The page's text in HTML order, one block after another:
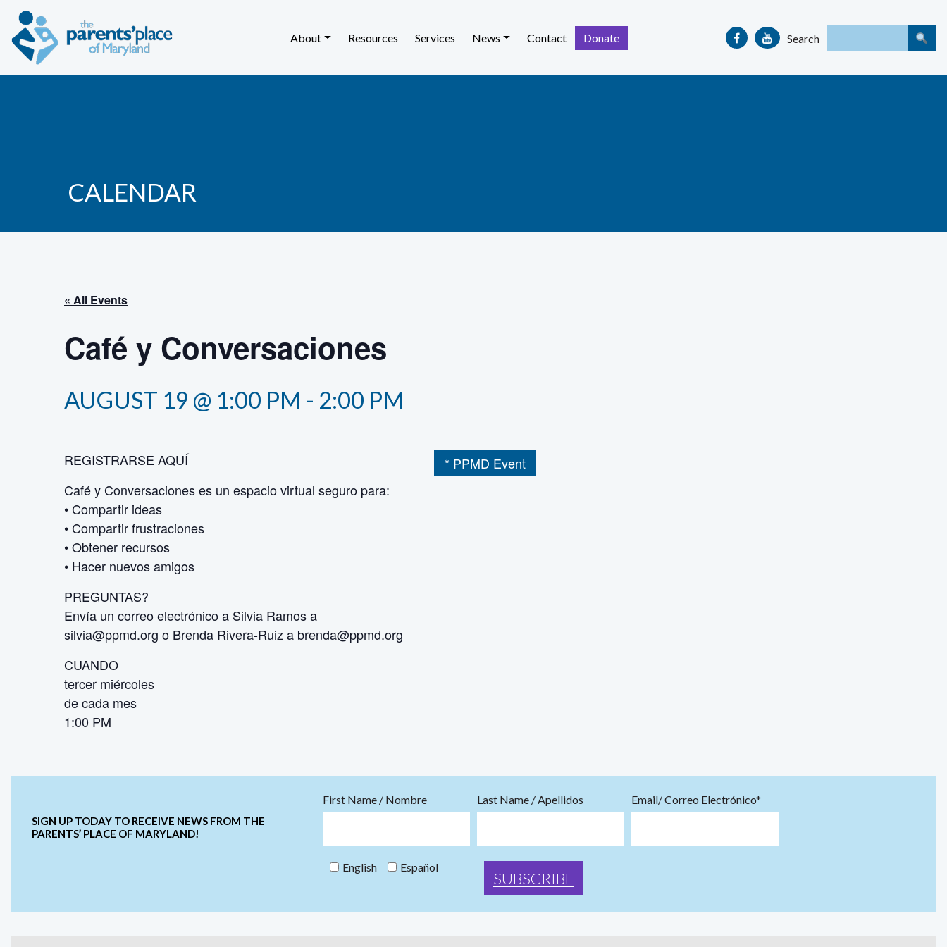
About Resources Services News Contact Donate Search
CALENDAR
« All Events
Café y Conversaciones
AUGUST 19 @ 1:00 PM - 2:00 PM
REGISTRARSE AQUÍ
Café y Conversaciones es un espacio virtual seguro para:
• Compartir ideas
• Compartir frustraciones
•Obtener recursos
• Hacer nuevos amigos
PREGUNTAS?
Envía un correo electrónico a Silvia Ramos a
silvia@ppmd.org o Brenda Rivera-Ruiz a brenda@ppmd.org
CUANDO
tercer miércoles
de cada mes
1:00 PM
* PPMD Event
SIGN UP TODAY TO RECEIVE NEWS FROM THE
PARENTS’ PLACE OF MARYLAND!
First Name / Nombre Last Name / Apellidos Email/ Correo Electrónico*
English Español